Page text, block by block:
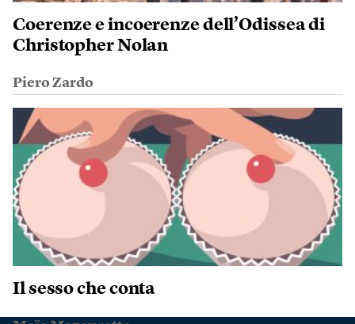
Coerenze e incoerenze dell’Odissea di
Christopher Nolan
Piero Zardo
Il sesso che conta